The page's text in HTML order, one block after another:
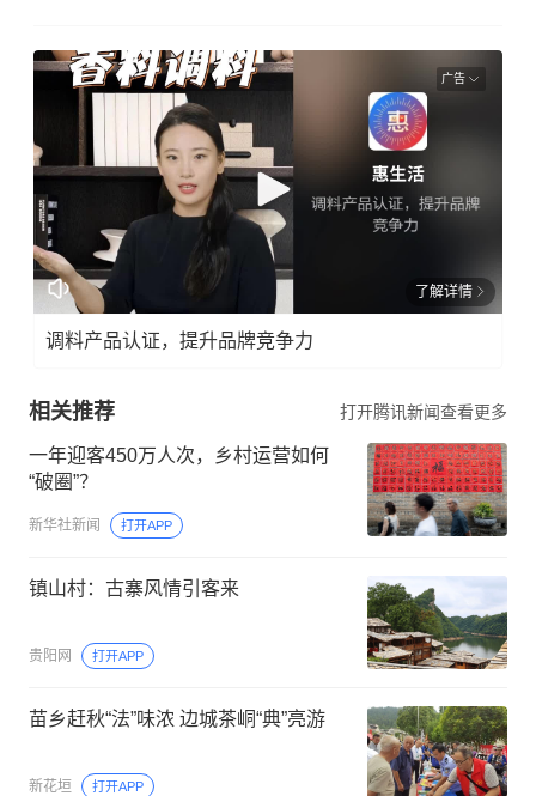
广告
了解详情
调料产品认证，提升品牌竞争力
相关推荐 打开腾讯新闻查看更多
一年迎客450万人次，乡村运营如何
“破圈”？
新华社新闻 打开APP
镇山村：古寨风情引客来
贵阳网 打开APP
苗乡赶秋“法”味浓 边城茶峒“典”亮游
新花垣 打开APP